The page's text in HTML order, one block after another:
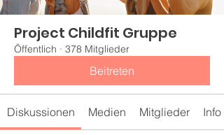
Project Childfit Gruppe
Öffentlich · 378 Mitglieder
Beitreten
Diskussionen Medien Mitglieder Info